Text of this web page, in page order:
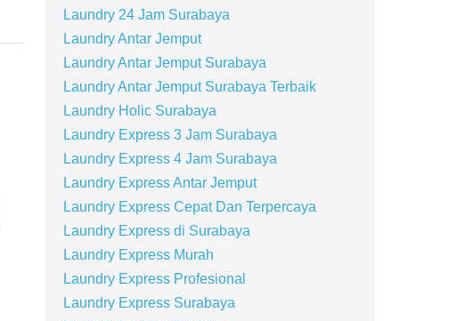
Laundry 24 Jam Surabaya
Laundry Antar Jemput
Laundry Antar Jemput Surabaya
Laundry Antar Jemput Surabaya Terbaik
Laundry Holic Surabaya
Laundry Express 3 Jam Surabaya
Laundry Express 4 Jam Surabaya
Laundry Express Antar Jemput
Laundry Express Cepat Dan Terpercaya
Laundry Express di Surabaya
Laundry Express Murah
Laundry Express Profesional
Laundry Express Surabaya